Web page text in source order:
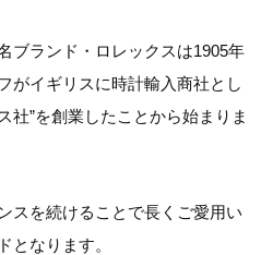
ブランド・ロレックスは1905年
がイギリスに時計輸入商社とし
社”を創業したことから始まりま
スを続けることで長くご愛用い
となります。